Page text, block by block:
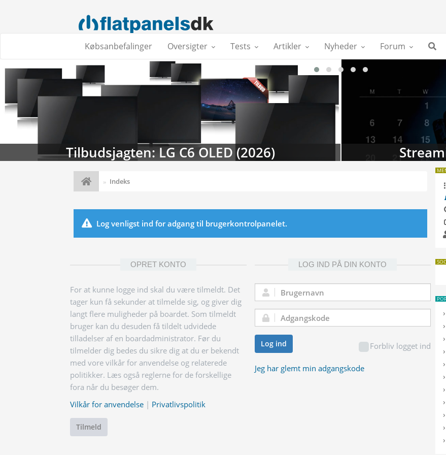
Købsanbefalinger Oversigter Tests Artikler Nyheder Forum
Tilbudsjagten: LG C6 OLED (2026)
Indeks
Log venligst ind for adgang til brugerkontrolpanelet.
OPRET KONTO
For at kunne logge ind skal du være tilmeldt. Det
tager kun få sekunder at tilmelde sig, og giver dig
langt flere muligheder på boardet. Som tilmeldt
bruger kan du desuden få tildelt udvidede
tilladelser af en boardadministrator. Før du
tilmelder dig bedes du sikre dig at du er bekendt
med vore vilkår for anvendelse og relaterede
politikker. Læs også reglerne for de forskellige
fora når du besøger dem.
Vilkår for anvendelse | Privatlivspolitik
Tilmeld
LOG IND PÅ DIN KONTO
Brugernavn:
Adgangskode:
Forbliv logget ind
Log ind
Jeg har glemt min adgangskode
›
›
›
›
›
›
›
›